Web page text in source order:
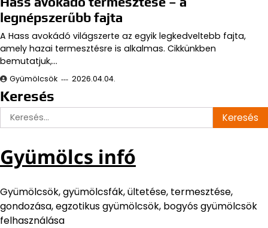
legnépszerűbb fajta
A Hass avokádó világszerte az egyik legkedveltebb fajta,
amely hazai termesztésre is alkalmas. Cikkünkben
bemutatjuk,…
Gyümölcsök 2026.04.04.
Keresés
Keresés:
Gyümölcs infó
Gyümölcsök, gyümölcsfák, ültetése, termesztése,
gondozása, egzotikus gyümölcsök, bogyós gyümölcsök
felhasználása